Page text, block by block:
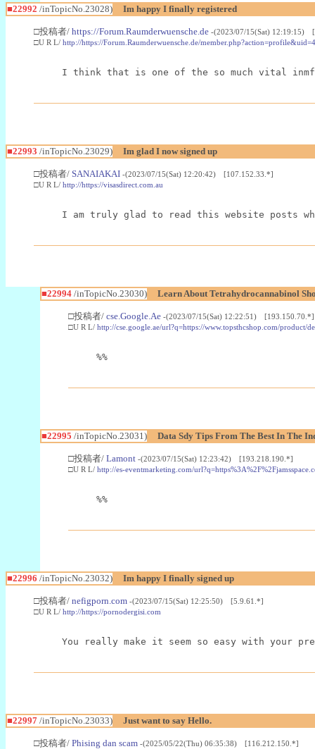
■22992 /inTopicNo.23028) Im happy I finally registered
□投稿者/ https://Forum.Raumderwuensche.de -(2023/07/15(Sat) 12:19:15)
□U R L/ http://https://Forum.Raumderwuensche.de/
I think that is one of the so much vital
■22993 /inTopicNo.23029) Im glad I now signed up
□投稿者/ SANAIAKAI -(2023/07/15(Sat) 12:20:42) [107.152.33.*]
□U R L/ http://https://visasdirect.com.au
I am truly glad to read this website posts
■22994/inTopicNo.23030) Learn About Tetrahydrocannabinol
□投稿者/ cse.Google.Ae -(2023/07/15(Sat) 12:22:51) [193.150.70.*]
□U R L/ http://cse.google.ae/url?q=https://www.topsthcshop.com/
%%
■22995 /inTopicNo.23031) Data Sdy Tips From The Best In The
□投稿者/ Lamont -(2023/07/15(Sat) 12:23:42) [193.218.190.*]
□U R L/ http://es-eventmarketing.com/
%%
■22996 /inTopicNo.23032) Im happy I finally signed up
□投稿者/ nefigporn.com -(2023/07/15(Sat) 12:25:50) [5.9.61.*]
□U R L/ http://https://pornodergisi.com
You really make it seem so easy with your
■22997 /inTopicNo.23033) Just want to say Hello.
□投稿者/ Phising dan scam -(2025/05/22(Thu) 06:35:38) [116.212.150.*]